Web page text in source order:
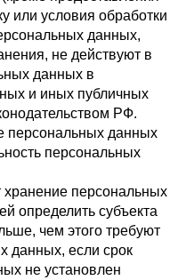
или условия обработки
данных,
не действуют в
данных в
и иных публичных
РФ.
персональных данных
персональных
хранение персональных
определить субъекта
чем этого требуют
данных, если срок
не установлен